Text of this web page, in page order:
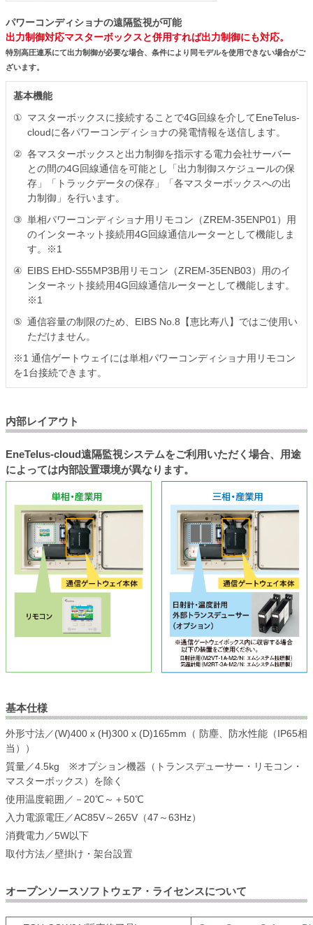
パワーコンディショナの遠隔監視が可能
出力制御対応マスターボックスと併用すれば出力制御にも対応。
特別高圧連系にて出力制御が必要な場合、条件により同モデルを使用できない場合がご
ざいます。
基本機能
① マスターボックスに接続することで4G回線を介してEneTelus-
cloudに各パワーコンディショナの発電情報を送信します。
② 各マスターボックスと出力制御を指示する電力会社サーバー
との間の4G回線通信を可能とし「出力制御スケジュールの保
存」「トラックデータの保存」「各マスターボックスへの出
力制御」を行います。
③ 単相パワーコンディショナ用リモコン（ZREM-35ENP01）用
のインターネット接続用4G回線通信ルーターとして機能しま
す。
※1
④ EIBS EHD-S55MP3B用リモコン（ZREM-35ENB03）用のイ
ンターネット接続用4G回線通信ルーターとして機能します。
※1
⑤ 通信容量の制限のため、EIBS No.8【恵比寿八】ではご使用い
ただけません。
※1 通信ゲートウェイには単相パワーコンディショナ用リモコン
を1台接続できます。
内部レイアウト
EneTelus-cloud遠隔監視システムをご利用いただく場合、用途
によっては内部設置環境が異なります。
基本仕様
外形寸法／(W)400 x (H)300 x (D)165mm（ 防塵、防水性能（IP65相
当））
質量／4.5kg ※オプション機器（トランスデューサー・リモコン・
マスターボックス）を除く
使用温度範囲／－20℃～＋50℃
入力電源電圧／AC85V～265V（47～63Hz）
消費電力／5W以下
取付方法／壁掛け・架台設置
オープンソースソフトウェア・ライセンスについて